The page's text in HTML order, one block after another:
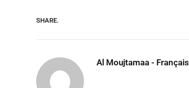
SHARE.
Al Moujtamaa - Français